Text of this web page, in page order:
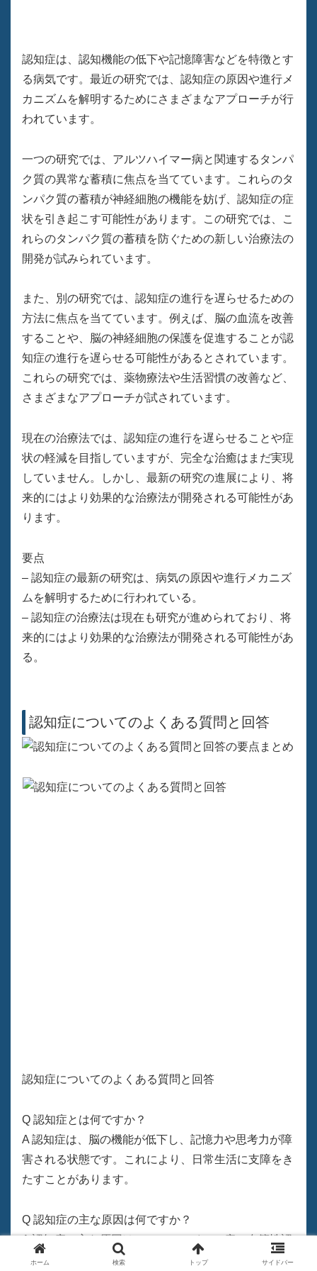
認知症は、認知機能の低下や記憶障害などを特徴とす
る病気です。最近の研究では、認知症の原因や進行メ
カニズムを解明するためにさまざまなアプローチが行
われています。
一つの研究では、アルツハイマー病と関連するタンパ
ク質の異常な蓄積に焦点を当てています。これらのタ
ンパク質の蓄積が神経細胞の機能を妨げ、認知症の症
状を引き起こす可能性があります。この研究では、こ
れらのタンパク質の蓄積を防ぐための新しい治療法の
開発が試みられています。
また、別の研究では、認知症の進行を遅らせるための
方法に焦点を当てています。例えば、脳の血流を改善
することや、脳の神経細胞の保護を促進することが認
知症の進行を遅らせる可能性があるとされています。
これらの研究では、薬物療法や生活習慣の改善など、
さまざまなアプローチが試されています。
現在の治療法では、認知症の進行を遅らせることや症
状の軽減を目指していますが、完全な治癒はまだ実現
していません。しかし、最新の研究の進展により、将
来的にはより効果的な治療法が開発される可能性があ
ります。
要点
– 認知症の最新の研究は、病気の原因や進行メカニズ
ムを解明するために行われている。
– 認知症の治療法は現在も研究が進められており、将
来的にはより効果的な治療法が開発される可能性があ
る。
認知症についてのよくある質問と回答
認知症についてのよくある質問と回答
Q 認知症とは何ですか？
A 認知症は、脳の機能が低下し、記憶力や思考力が障
害される状態です。これにより、日常生活に支障をき
たすことがあります。
Q 認知症の主な原因は何ですか？
A 認知症の主な原因は、アルツハイマー病、血管性認
知症、レビー小体型認知症などがあります。アルツハ
ホーム 検索 トップ サイドバー